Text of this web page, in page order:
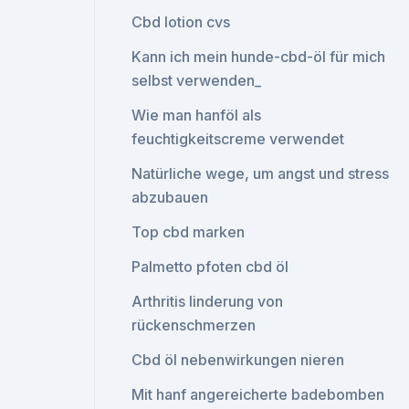
Cbd lotion cvs
Kann ich mein hunde-cbd-öl für mich
selbst verwenden_
Wie man hanföl als
feuchtigkeitscreme verwendet
Natürliche wege, um angst und stress
abzubauen
Top cbd marken
Palmetto pfoten cbd öl
Arthritis linderung von
rückenschmerzen
Cbd öl nebenwirkungen nieren
Mit hanf angereicherte badebomben